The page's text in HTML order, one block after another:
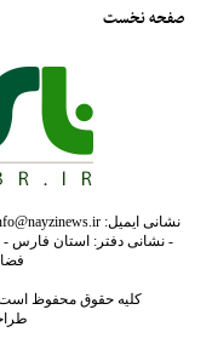
صفحه نخست
- نشانی دفتر: استان فارس
فضاي
کلیه حقوق محفوظ است.